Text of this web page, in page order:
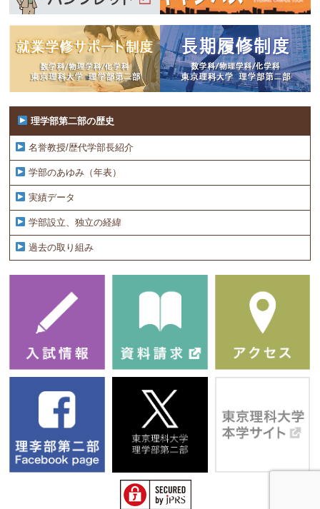
理学部第二部の歴史
名誉教授/歴代学部長紹介
学部のあゆみ（年表）
実績データ
学部設立、独立の経緯
過去の取り組み